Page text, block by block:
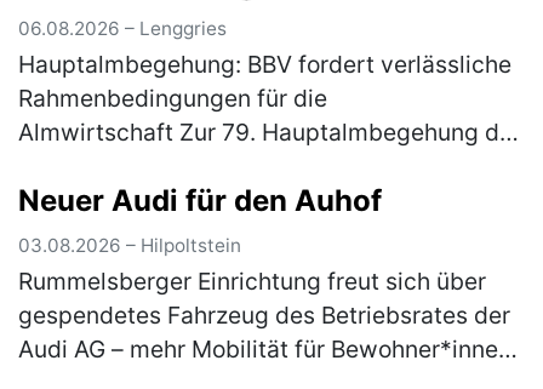
06.08.2026 – Lenggries
Hauptalmbegehung: BBV fordert verlässliche
Rahmenbedingungen für die
Almwirtschaft Zur 79. Hauptalmbegehung des
Mittwoch (5. August) auf den
Schönbergalmen be…
Neuer Audi für den Auhof
03.08.2026 – Hilpoltstein
Rummelsberger Einrichtung freut sich über
gespendetes Fahrzeug des Betriebsrates der
Audi AG – mehr Mobilität für Bewohner*innen